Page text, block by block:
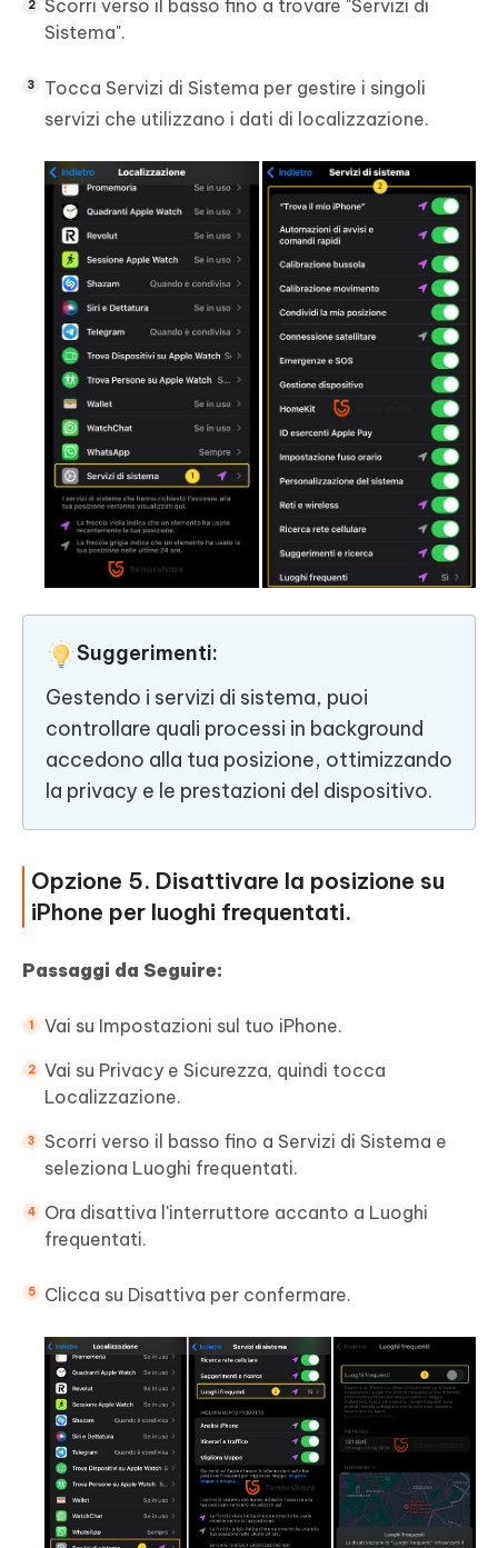
Scorri verso il basso fino a trovare "Servizi di
Sistema".
Tocca Servizi di Sistema per gestire i singoli
servizi che utilizzano i dati di localizzazione.
Suggerimenti:
Gestendo i servizi di sistema, puoi
controllare quali processi in background
accedono alla tua posizione, ottimizzando
la privacy e le prestazioni del dispositivo.
Opzione 5. Disattivare la posizione su
iPhone per luoghi frequentati.
Passaggi da Seguire:
Vai su Impostazioni sul tuo iPhone.
Vai su Privacy e Sicurezza, quindi tocca
Localizzazione.
Scorri verso il basso fino a Servizi di Sistema e
seleziona Luoghi frequentati.
Ora disattiva l'interruttore accanto a Luoghi
frequentati.
Clicca su Disattiva per confermare.